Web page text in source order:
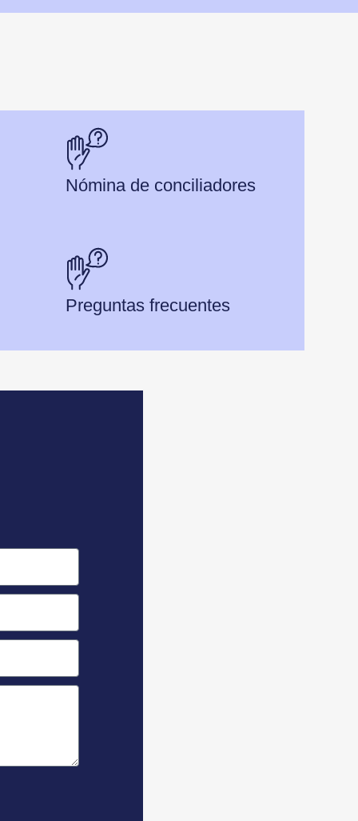
Nómina de conciliadores
Preguntas frecuentes